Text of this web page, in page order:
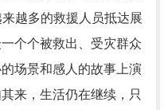
越多的救援人员抵达展
个个被救出、受灾群众
场景和感人的故事上演
来，生活仍在继续，只